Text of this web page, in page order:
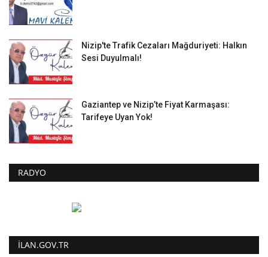
Nizip'te Trafik Cezaları Mağduriyeti: Halkın
Sesi Duyulmalı!
Gaziantep ve Nizip’te Fiyat Karmaşası:
Tarifeye Uyan Yok!
RADYO
ILAN.GOV.TR